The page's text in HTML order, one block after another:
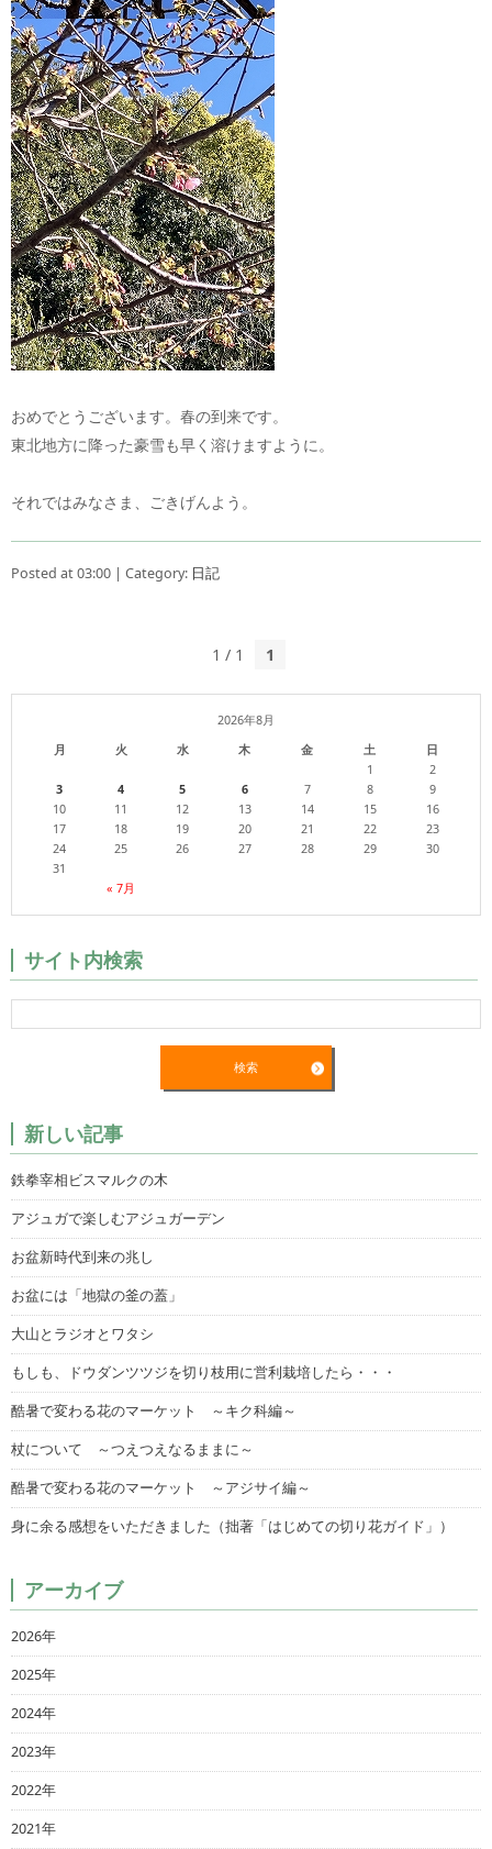
おめでとうございます。春の到来です。
東北地方に降った豪雪も早く溶けますように。
それではみなさま、ごきげんよう。
Posted at 03:00 | Category: 日記
1 / 1 1
2026年8月
月
火 水 木 金 土 日
« 7月
1
2
3
4 5 6 7 8
9
10
11 12 13 14 15
16
17
18 19 20 21 22
23
24
25 26 27 28 29
30
31
サイト内検索
新しい記事
鉄拳宰相ビスマルクの木
アジュガで楽しむアジュガーデン
お盆新時代到来の兆し
お盆には「地獄の釜の蓋」
大山とラジオとワタシ
もしも、ドウダンツツジを切り枝用に営利栽培したら・・・
酷暑で変わる花のマーケット ～キク科編～
杖について ～つえつえなるままに～
酷暑で変わる花のマーケット ～アジサイ編～
身に余る感想をいただきました（拙著「はじめての切り花ガイド」）
アーカイブ
2026年
2025年
2024年
2023年
2022年
2021年